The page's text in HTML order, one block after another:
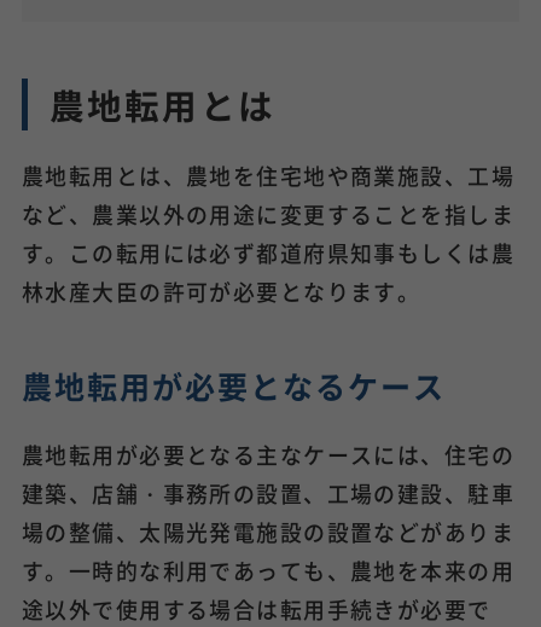
農地転用とは
農地転用とは、農地を住宅地や商業施設、工場
など、農業以外の用途に変更することを指しま
す。この転用には必ず都道府県知事もしくは農
林水産大臣の許可が必要となります。
農地転用が必要となるケース
農地転用が必要となる主なケースには、住宅の
建築、店舗・事務所の設置、工場の建設、駐車
場の整備、太陽光発電施設の設置などがありま
す。一時的な利用であっても、農地を本来の用
途以外で使用する場合は転用手続きが必要で